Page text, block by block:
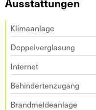
Klimaanlage
Doppelverglasung
Internet
Behindertenzugang
Brandmeldeanlage